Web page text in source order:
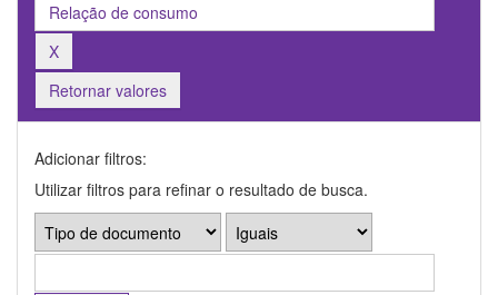
Retornar valores
Adicionar filtros:
Utilizar filtros para refinar o resultado de busca.